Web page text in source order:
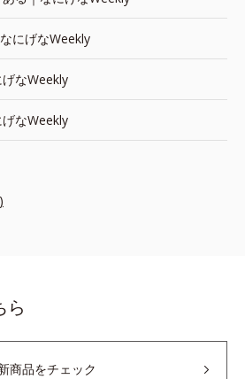
にげなWeekly
なWeekly
なWeekly
ら
商品をチェック